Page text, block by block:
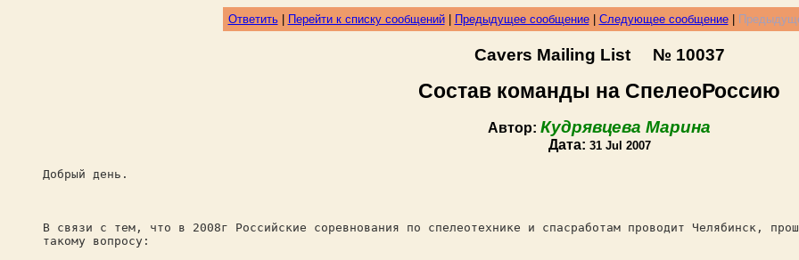
Ответить| Перейти к списку сообщений| Предыдущее сообщение| Следующее сообщение|
Cavers Mailing List № 10037
Состав команды на СпелеоРоссию
Автор: Кудрявцева Марина
Дата: 31 Jul 2007
Добрый день.
В связи с тем, что в 2008г Российские соревнования по спелеотехнике и спасработам проводит Челябинск,
такому вопросу: